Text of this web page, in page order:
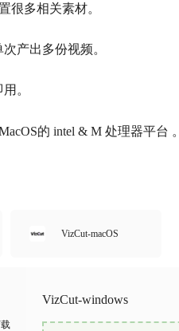
很多相关素材。
产出多份视频。
。
的 intel & M 处理器平台 。
VizCut-macOS
VizCut-windows